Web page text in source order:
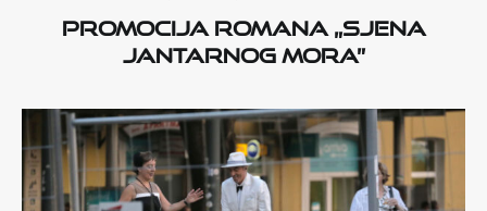
Promocija romana „Sjena
Jantarnog mora”